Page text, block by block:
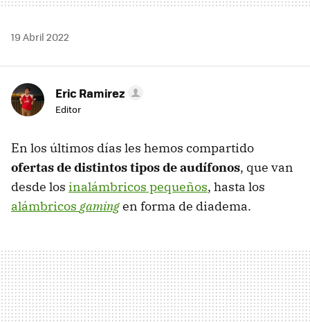
19 Abril 2022
Eric Ramirez
Editor
En los últimos días les hemos compartido
ofertas de distintos tipos de audífonos, que van
desde los inalámbricos pequeños, hasta los
alámbricos gamingen forma de diadema.